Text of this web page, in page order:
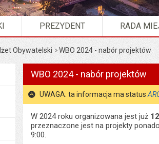
PREZYDENT RADA
Obywatelski WBO 2024 - nabór projektów
WBO 2024 - nabór projektów
UWAGA: ta informacja ma status
W 2024 roku organizowana jest już
przeznaczone jest na projekty
9:00.